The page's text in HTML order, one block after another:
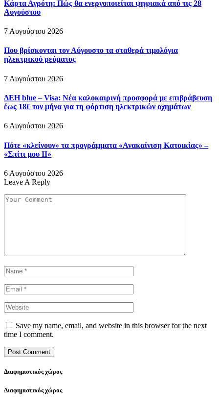
Κάρτα Αγρότη: Πώς θα ενεργοποιείται ψηφιακά από τις 28
Αυγούστου
7 Αυγούστου 2026
Που βρίσκονται τον Αύγουστο τα σταθερά τιμολόγια
ηλεκτρικού ρεύματος
7 Αυγούστου 2026
ΔΕΗ blue – Visa: Νέα καλοκαιρινή προσφορά με επιβράβευση
έως 18€ τον μήνα για τη φόρτιση ηλεκτρικών οχημάτων
6 Αυγούστου 2026
Πότε «κλείνουν» τα προγράμματα «Ανακαίνιση Κατοικίας» –
«Σπίτι μου ΙΙ»
6 Αυγούστου 2026
Leave A Reply
Save my name, email, and website in this browser for the next
time I comment.
Διαφημιστικός χώρος
Διαφημιστικός χώρος